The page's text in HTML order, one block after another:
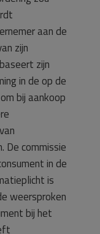
aan de
zijn
zijn
in de op de
bij aankoop
De commissie
in de
is
weersproken
bij het